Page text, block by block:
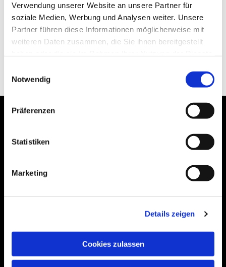
Verwendung unserer Website an unsere Partner für
soziale Medien, Werbung und Analysen weiter. Unsere
Partner führen diese Informationen möglicherweise mit
weiteren Daten zusammen, die Sie ihnen bereitgestellt
Notwendig
Präferenzen
Statistiken
Marketing
Details zeigen
Cookies zulassen
Bitte akzeptieren Sie Marketing-Cookies,
Accept cookies